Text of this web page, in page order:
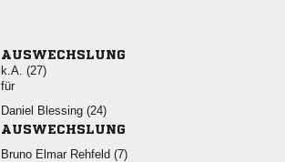
AUSWECHSLUNG
k.A. (27)
für
  
AUSWECHSLUNG
   